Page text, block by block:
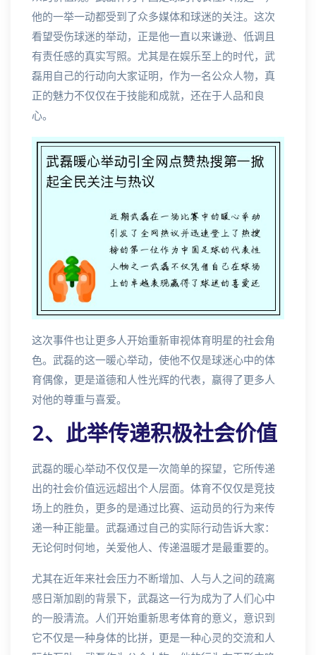
他的一举一动都受到了众多媒体和球迷的关注。这次
看望受伤球迷的举动，正是他一直以来谦逊、低调且
有责任感的真实写照。尤其是在娱乐至上的时代，武
磊用自己的行动向大家证明，作为一名公众人物，真
正的魅力不仅仅在于技能和成就，还在于人品和良
心。
这次事件也让更多人开始重新审视体育明星的社会角
色。武磊的这一暖心举动，使他不仅是球迷心中的体
育偶像，更是道德和人性光辉的代表，赢得了更多人
对他的尊重与喜爱。
2、此举传递积极社会价值
武磊的暖心举动不仅仅是一次简单的探望，它所传递
出的社会价值远远超出个人层面。体育不仅仅是竞技
场上的胜负，更多的是通过比赛、运动员的行为来传
递一种正能量。武磊通过自己的实际行动告诉大家：
无论何时何地，关爱他人、传递温暖才是最重要的。
尤其在近年来社会压力不断增加、人与人之间的疏离
感日渐加剧的背景下，武磊这一行为成为了人们心中
的一股清流。人们开始重新思考体育的意义，意识到
它不仅是一种身体的比拼，更是一种心灵的交流和人